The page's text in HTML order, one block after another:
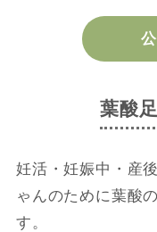
葉酸
妊活・妊娠中・産
ゃんのために葉酸
す。